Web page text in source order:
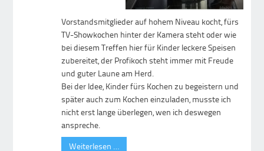
Vorstandsmitglieder auf hohem Niveau kocht, fürs
TV-Showkochen hinter der Kamera steht oder wie
bei diesem Treffen hier für Kinder leckere Speisen
zubereitet, der Profikoch steht immer mit Freude
und guter Laune am Herd.
Bei der Idee, Kinder fürs Kochen zu begeistern und
später auch zum Kochen einzuladen, musste ich
nicht erst lange überlegen, wen ich deswegen
anspreche.
Weiterlesen …